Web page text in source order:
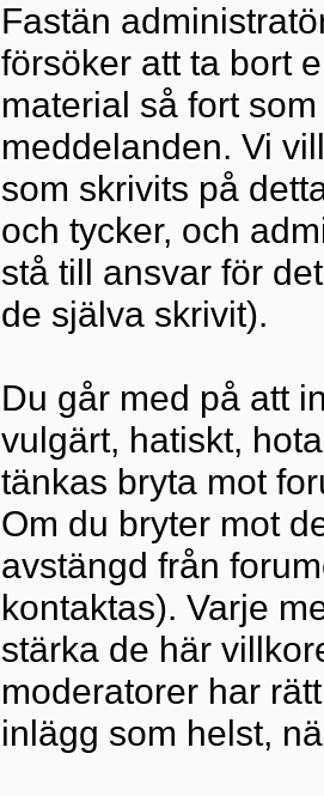
Fastän
försöker att ta bort
material så fort
meddelanden. Vi
som skrivits på
och tycker, och
stå till ansvar för
de själva skrivit).
Du går med på att
vulgärt, hatiskt,
tänkas bryta mot
Om du bryter mot
avstängd från
kontaktas). Varje
stärka de här
moderatorer har
inlägg som helst,